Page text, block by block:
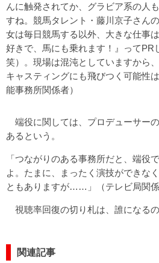
んに触発されてか、グラビア系の人
すね。競馬タレント・藤川京子さん
女は毎日競馬する以外、大きな仕事
好きで、馬にも乗れます！』ってPR
笑）。現場は混沌としていますから
キャスティングにも飛びつく可能性
能事務所関係者）
端役に関しては、プロデューサー
あるという。
「つながりのある事務所だと、端役
よ。たまに、まったく演技ができな
ともありますが……」（テレビ局関係
視聴率回復の切り札は、誰になる
関連記事